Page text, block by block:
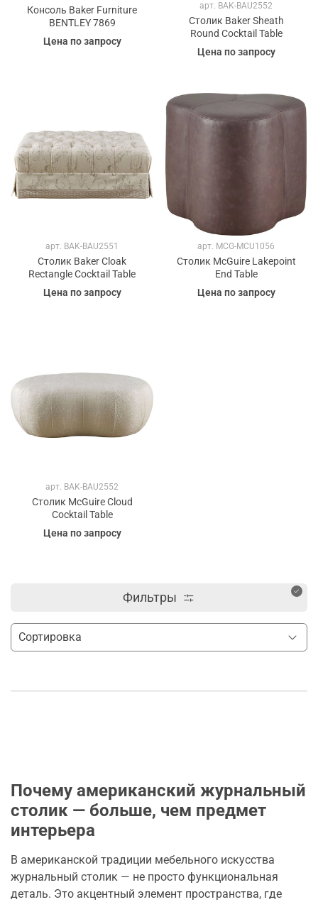
Консоль Baker Furniture
BENTLEY 7869
Цена по запросу
арт. BAK-BAU2552
Столик Baker Sheath
Round Cocktail Table
Цена по запросу
арт. BAK-BAU2551
Столик Baker Cloak
Rectangle Cocktail Table
Цена по запросу
арт. MCG-MCU1056
Столик McGuire Lakepoint
End Table
Цена по запросу
арт. BAK-BAU2552
Столик McGuire Cloud
Cocktail Table
Цена по запросу
Фильтры
Почему американский журнальный
столик — больше, чем предмет
интерьера
В американской традиции мебельного искусства
журнальный столик — не просто функциональная
деталь. Это акцентный элемент пространства, где